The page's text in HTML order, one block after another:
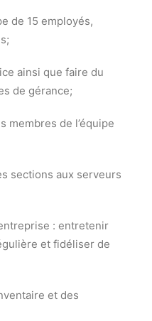
de 15 employés,
ainsi que faire du
de gérance;
membres de l’équipe
sections aux serveurs
: entretenir
et fidéliser de
et des